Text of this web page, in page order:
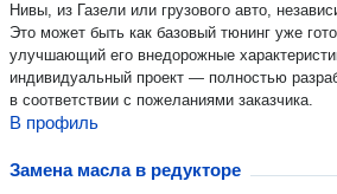
Нивы, из Газели или грузового авто,
Это может быть как базовый тюнинг уже
улучшающий его внедорожные
индивидуальный проект — полностью
в соответствии с пожеланиями заказчика.
В профиль
Замена масла в редукторе